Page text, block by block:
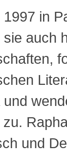
in
auch
und